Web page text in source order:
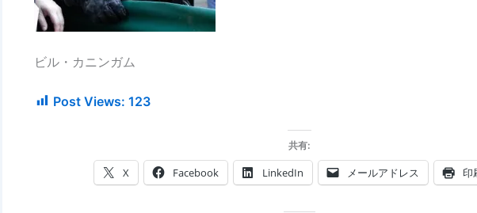
ビル・カニンガム
Post Views: 123
共有:
X Facebook LinkedIn メールアドレス 印